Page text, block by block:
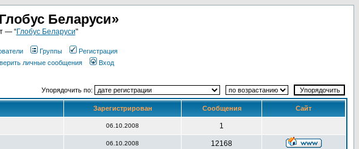
Беларуси»
— “Глобус Беларуси"
Группы
Регистрация
личные сообщения Вход
Упорядочить по:
Зарегистрирован Сообщения Сайт
06.10.2008 1
06.10.2008 12168